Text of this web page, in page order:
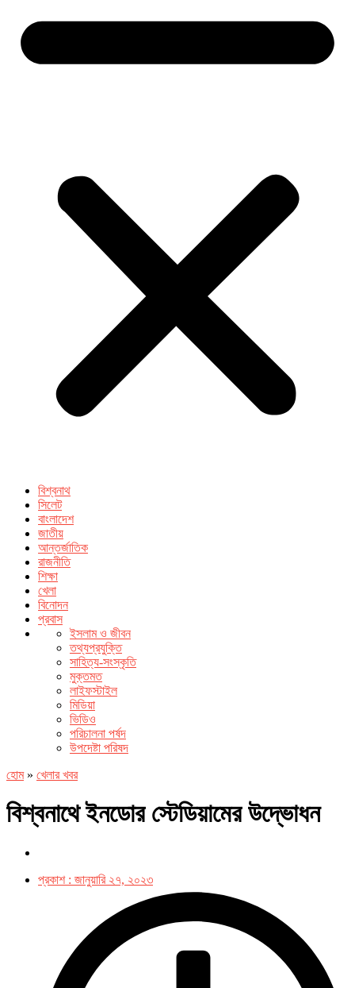
বিশ্বনাথ
সিলেট
বাংলাদেশ
জাতীয়
আন্তর্জাতিক
রাজনীতি
শিক্ষা
খেলা
বিনোদন
প্রবাস
ইসলাম ও জীবন
তথ্যপ্রযুক্তি
সাহিত্য-সংস্কৃতি
মুক্তমত
লাইফস্টাইল
মিডিয়া
ভিডিও
পরিচালনা পর্ষদ
উপদেষ্টা পরিষদ
হোম» খেলার খবর
বিশ্বনাথে ইনডোর স্টেডিয়ামের উদ্ভোধন
প্রকাশ : জানুয়ারি ২৭, ২০২৩